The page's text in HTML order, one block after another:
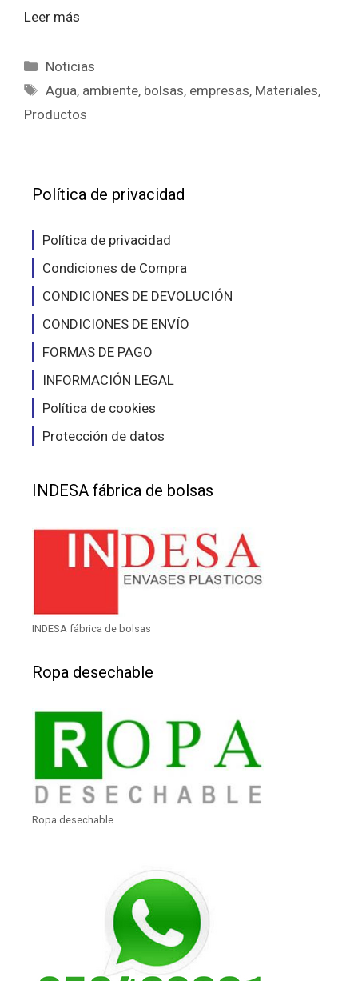
Leer más
Categorías
Noticias
Etiquetas
Agua, ambiente, bolsas, empresas, Materiales,
Productos
Política de privacidad
Política de privacidad
Condiciones de Compra
CONDICIONES DE DEVOLUCIÓN
CONDICIONES DE ENVÍO
FORMAS DE PAGO
INFORMACIÓN LEGAL
Política de cookies
Protección de datos
INDESA fábrica de bolsas
INDESA fábrica de bolsas
Ropa desechable
Ropa desechable